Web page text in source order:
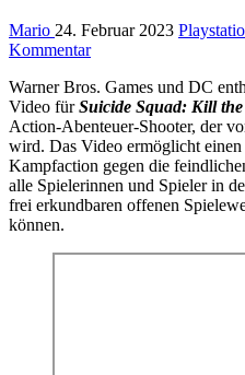
Mario 24. Februar 2023
Kommentar
Warner Bros. Games und DC
Video fürSuicide Squad: Kill
Action-Abenteuer-Shooter, der
wird. Das Video ermöglicht
Kampfaction gegen die
alle Spielerinnen und Spieler in
frei erkundbaren offenen
können.